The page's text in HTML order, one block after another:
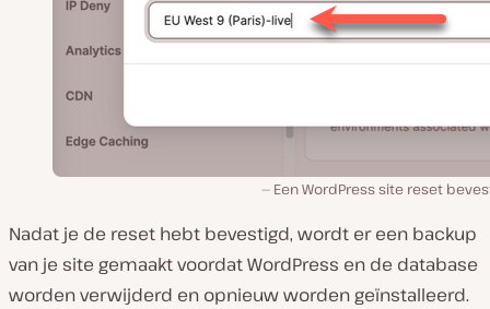
Een WordPress site reset
Nadat je de reset hebt bevestigd, wordt er een backup
van je site gemaakt voordat WordPress en de database
worden verwijderd en opnieuw worden geïnstalleerd.